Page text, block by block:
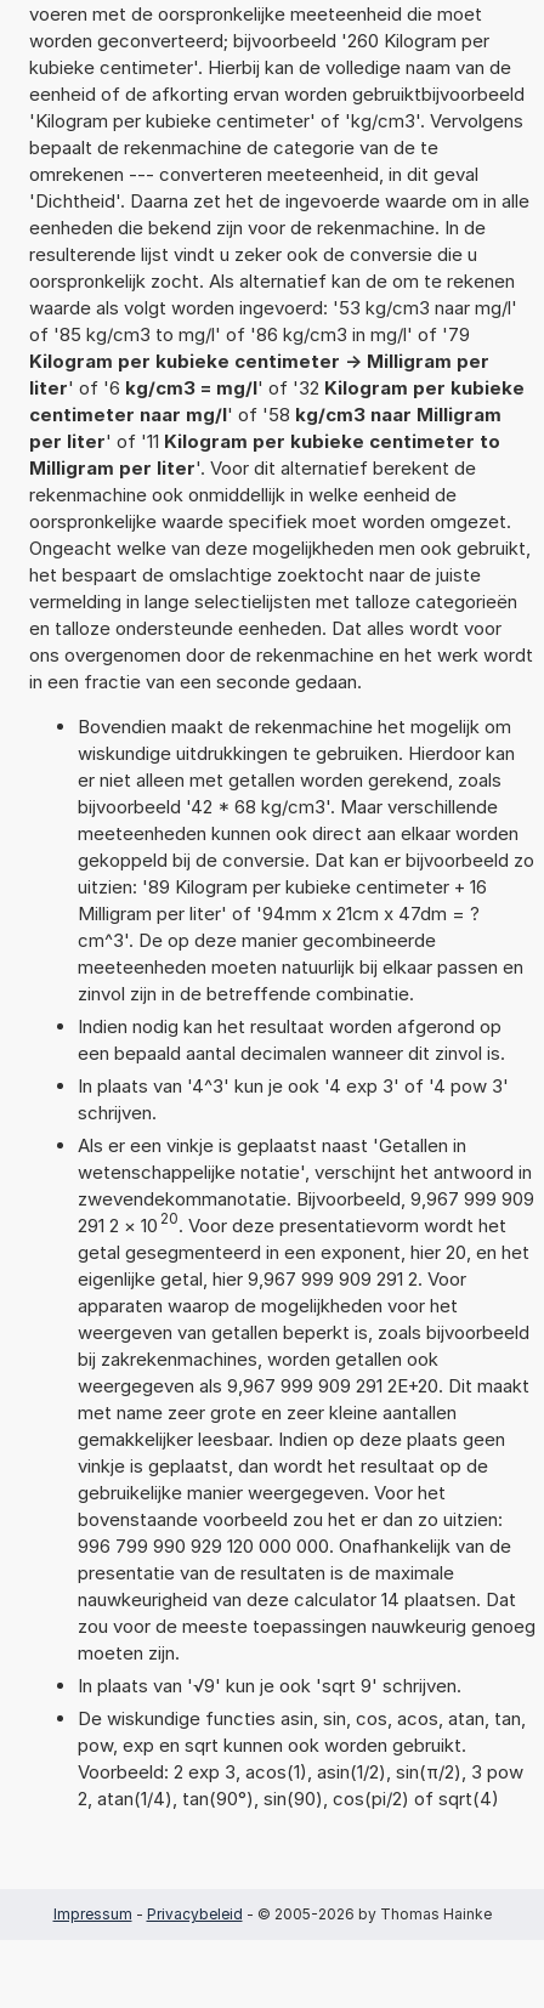
voeren met de oorspronkelijke meeteenheid die moet
worden geconverteerd; bijvoorbeeld '260 Kilogram per
kubieke centimeter'. Hierbij kan de volledige naam van de
eenheid of de afkorting ervan worden gebruiktbijvoorbeeld
'Kilogram per kubieke centimeter' of 'kg/cm3'. Vervolgens
bepaalt de rekenmachine de categorie van de te
omrekenen --- converteren meeteenheid, in dit geval
'Dichtheid'. Daarna zet het de ingevoerde waarde om in alle
eenheden die bekend zijn voor de rekenmachine. In de
resulterende lijst vindt u zeker ook de conversie die u
oorspronkelijk zocht. Als alternatief kan de om te rekenen
waarde als volgt worden ingevoerd: '53 kg/cm3 naar mg/l'
of '85 kg/cm3 to mg/l' of '86 kg/cm3 in mg/l' of '79
Kilogram per kubieke centimeter -> Milligram per
liter' of '6 kg/cm3 = mg/l' of '32 Kilogram per kubieke
centimeter naar mg/l' of '58 kg/cm3 naar Milligram
per liter' of '11 Kilogram per kubieke centimeter to
Milligram per liter'. Voor dit alternatief berekent de
rekenmachine ook onmiddellijk in welke eenheid de
oorspronkelijke waarde specifiek moet worden omgezet.
Ongeacht welke van deze mogelijkheden men ook gebruikt,
het bespaart de omslachtige zoektocht naar de juiste
vermelding in lange selectielijsten met talloze categorieën
en talloze ondersteunde eenheden. Dat alles wordt voor
ons overgenomen door de rekenmachine en het werk wordt
in een fractie van een seconde gedaan.
Bovendien maakt de rekenmachine het mogelijk om
wiskundige uitdrukkingen te gebruiken. Hierdoor kan
er niet alleen met getallen worden gerekend, zoals
bijvoorbeeld '42 * 68 kg/cm3'. Maar verschillende
meeteenheden kunnen ook direct aan elkaar worden
gekoppeld bij de conversie. Dat kan er bijvoorbeeld zo
uitzien: '89 Kilogram per kubieke centimeter + 16
Milligram per liter' of '94mm x 21cm x 47dm = ?
cm^3'. De op deze manier gecombineerde
meeteenheden moeten natuurlijk bij elkaar passen en
zinvol zijn in de betreffende combinatie.
Indien nodig kan het resultaat worden afgerond op
een bepaald aantal decimalen wanneer dit zinvol is.
In plaats van '4^3' kun je ook '4 exp 3' of '4 pow 3'
schrijven.
Als er een vinkje is geplaatst naast 'Getallen in
wetenschappelijke notatie', verschijnt het antwoord in
zwevendekommanotatie. Bijvoorbeeld, 9,967 999 909
291 2 × 10 20. Voor deze presentatievorm wordt het
getal gesegmenteerd in een exponent, hier 20, en het
eigenlijke getal, hier 9,967 999 909 291 2. Voor
apparaten waarop de mogelijkheden voor het
weergeven van getallen beperkt is, zoals bijvoorbeeld
bij zakrekenmachines, worden getallen ook
weergegeven als 9,967 999 909 291 2E+20. Dit maakt
met name zeer grote en zeer kleine aantallen
gemakkelijker leesbaar. Indien op deze plaats geen
vinkje is geplaatst, dan wordt het resultaat op de
gebruikelijke manier weergegeven. Voor het
bovenstaande voorbeeld zou het er dan zo uitzien:
996 799 990 929 120 000 000. Onafhankelijk van de
presentatie van de resultaten is de maximale
nauwkeurigheid van deze calculator 14 plaatsen. Dat
zou voor de meeste toepassingen nauwkeurig genoeg
moeten zijn.
In plaats van '√9' kun je ook 'sqrt 9' schrijven.
De wiskundige functies asin, sin, cos, acos, atan, tan,
pow, exp en sqrt kunnen ook worden gebruikt.
Voorbeeld: 2 exp 3, acos(1), asin(1/2), sin(π/2), 3 pow
2, atan(1/4), tan(90°), sin(90), cos(pi/2) of sqrt(4)
Impressum - Privacybeleid - © 2005-2026 by Thomas Hainke